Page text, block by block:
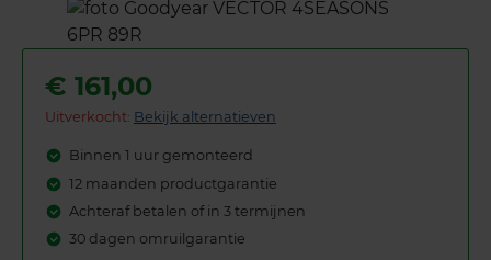
€ 161,00
Uitverkocht: Bekijk alternatieven
Binnen 1 uur gemonteerd
12 maanden productgarantie
Achteraf betalen of in 3 termijnen
30 dagen omruilgarantie